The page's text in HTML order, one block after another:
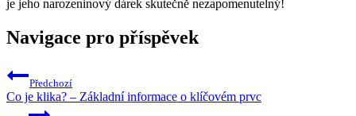
je jeho‌ narozeninový dárek skutečně nezapomenutelný!
Navigace pro příspěvek
Předchozí
Co je klika? – Základní informace o klíčovém prvc